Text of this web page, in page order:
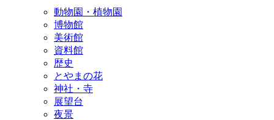
動物園・植物園
博物館
美術館
資料館
歴史
とやまの花
神社・寺
展望台
夜景